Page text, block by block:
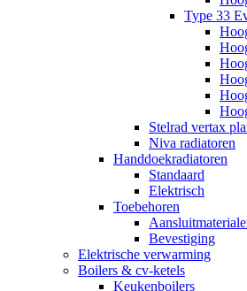
Type 33
Stelrad vertax
Niva radiatoren
Handdoekradiatoren
Standaard
Elektrisch
Toebehoren
Bevestiging
Elektrische verwarming
Boilers & cv-ketels
Keukenboilers